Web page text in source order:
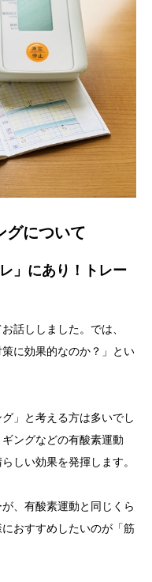
グについて
」にあり！トレー
話ししました。では、
に効果的なのか？」とい
」と考える方は多いでし
ングなどの有酸素運動
しい効果を発揮します。
、有酸素運動と同じくら
おすすめしたいのが「筋